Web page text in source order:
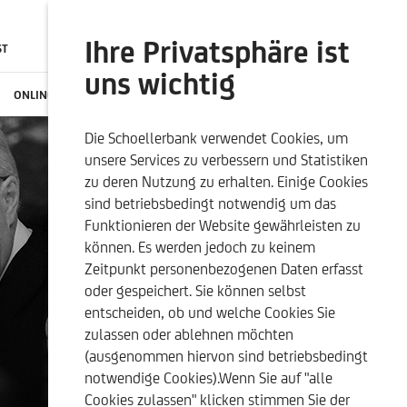
SUCHE ONLINE BANKING
NACHHALTIGKEITSBEZOGENE
OFFENLEGUNGEN
UNSERE QUALITÄTSKRITERIEN
ONLINE-SERVICES KONTAKTE
Ihre Privatsphäre ist
uns wichtig
Die Schoellerbank verwendet Cookies, um
unsere Services zu verbessern und Statistiken
zu deren Nutzung zu erhalten. Einige Cookies
sind betriebsbedingt notwendig um das
Funktionieren der Website gewährleisten zu
können. Es werden jedoch zu keinem
Zeitpunkt personenbezogenen Daten erfasst
oder gespeichert. Sie können selbst
entscheiden, ob und welche Cookies Sie
zulassen oder ablehnen möchten
(ausgenommen hiervon sind betriebsbedingt
notwendige Cookies).Wenn Sie auf "alle
Cookies zulassen" klicken stimmen Sie der